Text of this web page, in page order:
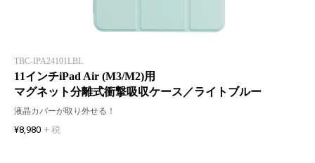
TBC-IPA24101LBL
11インチiPad Air (M3/M2)用
マグネット分離式衝撃吸収ケース／ライトブルー
液晶カバーが取り外せる！
¥8,980 + 税